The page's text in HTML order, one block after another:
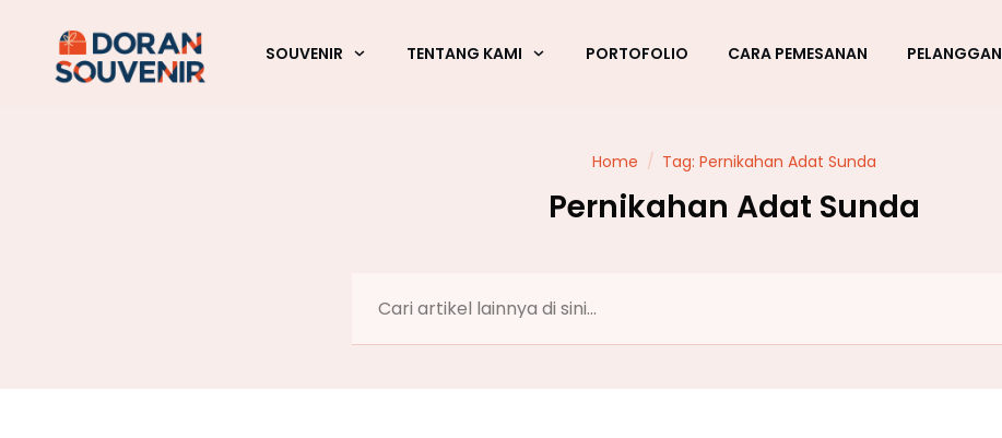
SOUVENIR TENTANG KAMI PORTOFOLIO CARA PEMESANAN PELANGGAN
Home / Tag: Pernikahan Adat Sunda
Pernikahan Adat Sunda